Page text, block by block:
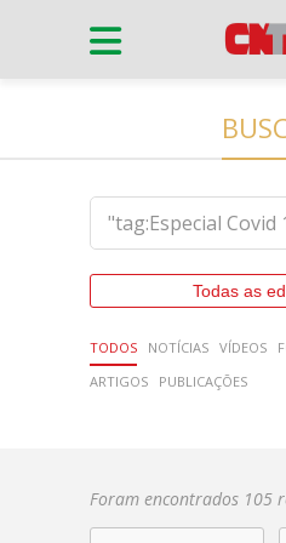
Todas as
TODOS NOTÍCIAS VÍDEOS
ARTIGOS
PUBLICAÇÕES
Foram encontrados 105